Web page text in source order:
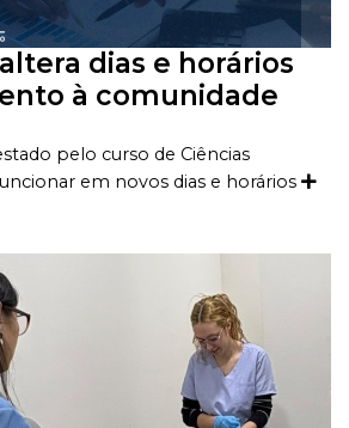
dias e horários
à comunidade
pelo curso de Ciências
em novos dias e horários